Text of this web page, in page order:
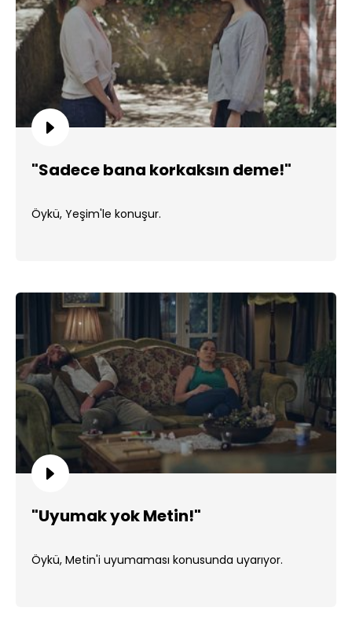
"Sadece bana korkaksın deme!"
Öykü, Yeşim'le konuşur.
"Uyumak yok Metin!"
Öykü, Metin'i uyumaması konusunda uyarıyor.